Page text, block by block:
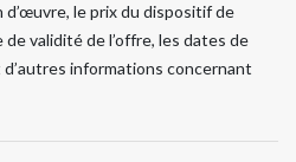
le prix du dispositif de
validité de l’offre, les dates de
informations concernant